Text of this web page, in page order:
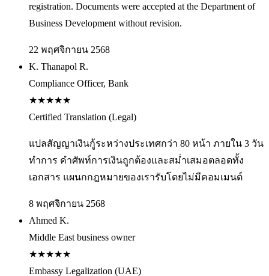
registration. Documents were accepted at the Department of
Business Development without revision.
22 พฤศจิกายน 2568
K. Thanapol R.
Compliance Officer, Bank
★★★★★
Certified Translation (Legal)
แปลสัญญาเงินกู้ระหว่างประเทศกว่า 80 หน้า ภายใน 3 วัน
ทำการ คำศัพท์การเงินถูกต้องและสม่ำเสมอตลอดทั้ง
เอกสาร แผนกกฎหมายของเรารับโดยไม่มีคอมเมนต์
8 พฤศจิกายน 2568
Ahmed K.
Middle East business owner
★★★★★
Embassy Legalization (UAE)